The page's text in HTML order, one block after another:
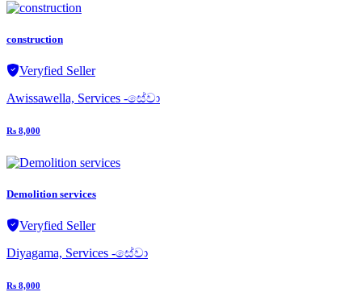
construction
Veryfied Seller
Awissawella, Services -සේවා
Rs 8,000
Demolition services
Veryfied Seller
Diyagama, Services -සේවා
Rs 8,000